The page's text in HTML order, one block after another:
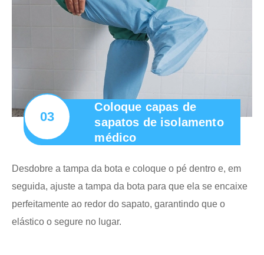
03
Coloque capas de
sapatos de isolamento
médico
Desdobre a tampa da bota e coloque o pé dentro e, em
seguida, ajuste a tampa da bota para que ela se encaixe
perfeitamente ao redor do sapato, garantindo que o
elástico o segure no lugar.